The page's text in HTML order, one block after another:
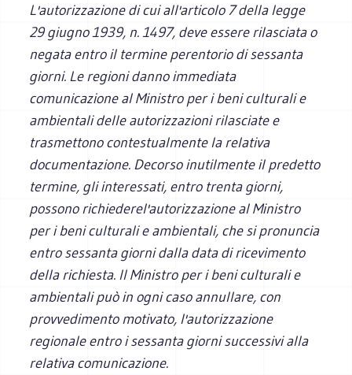
L'autorizzazione di cui all'articolo 7 della legge
29 giugno 1939, n. 1497, deve essere rilasciata o
negata entro il termine perentorio di sessanta
giorni. Le regioni danno immediata
comunicazione al Ministro per i beni culturali e
ambientali delle autorizzazioni rilasciate e
trasmettono contestualmente la relativa
documentazione. Decorso inutilmente il predetto
termine, gli interessati, entro trenta giorni,
possono richiederel'autorizzazione al Ministro
per i beni culturali e ambientali, che si pronuncia
entro sessanta giorni dalla data di ricevimento
della richiesta. Il Ministro per i beni culturali e
ambientali può in ogni caso annullare, con
provvedimento motivato, l'autorizzazione
regionale entro i sessanta giorni successivi alla
relativa comunicazione.